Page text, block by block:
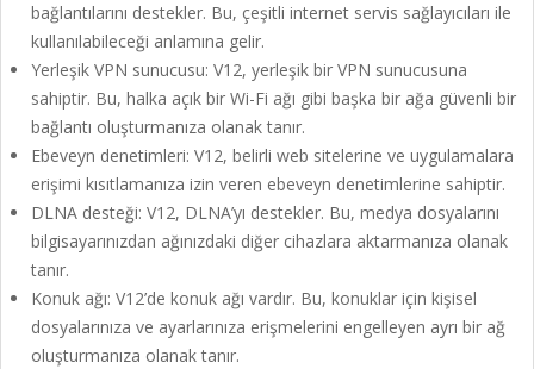
bağlantılarını destekler. Bu, çeşitli internet servis sağlayıcıları ile
kullanılabileceği anlamına gelir.
Yerleşik VPN sunucusu: V12, yerleşik bir VPN sunucusuna
sahiptir. Bu, halka açık bir Wi-Fi ağı gibi başka bir ağa güvenli bir
bağlantı oluşturmanıza olanak tanır.
Ebeveyn denetimleri: V12, belirli web sitelerine ve uygulamalara
erişimi kısıtlamanıza izin veren ebeveyn denetimlerine sahiptir.
DLNA desteği: V12, DLNA’yı destekler. Bu, medya dosyalarını
bilgisayarınızdan ağınızdaki diğer cihazlara aktarmanıza olanak
tanır.
Konuk ağı: V12’de konuk ağı vardır. Bu, konuklar için kişisel
dosyalarınıza ve ayarlarınıza erişmelerini engelleyen ayrı bir ağ
oluşturmanıza olanak tanır.